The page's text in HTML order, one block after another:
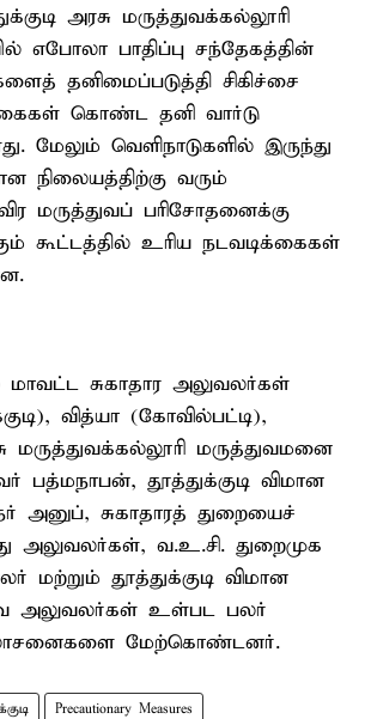
அரசு மருத்துவக்கல்லூரி
எபோலா பாதிப்பு சந்தேகத்தின்
தனிமைப்படுத்தி சிகிச்சை
கொண்ட தனி வார்டு
மேலும் வெளிநாடுகளில் இருந்து
நிலையத்திற்கு வரும்
மருத்துவப் பரிசோதனைக்கு
கூட்டத்தில் உரிய நடவடிக்கைகள்
மாவட்ட சுகாதார அலுவலர்கள்
வித்யா (கோவில்பட்டி),
மருத்துவக்கல்லூரி மருத்துவமனை
பத்மநாபன், தூத்துக்குடி விமான
அனுப், சுகாதாரத் துறையைச்
அலுவலர்கள், வ.உ.சி. துறைமுக
மற்றும் தூத்துக்குடி விமான
அலுவலர்கள் உள்பட பலர்
மேற்கொண்டனர்.
Precautionary Measures